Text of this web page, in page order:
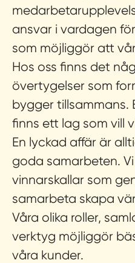
ansvar i vardagen
som möjliggör att
Hos oss finns det
övertygelser som
bygger tillsammans.
finns ett lag som vill
En lyckad affär är
goda samarbeten.
vinnarskallar som
samarbeta skapa
Våra olika roller,
verktyg möjliggör
våra kunder.